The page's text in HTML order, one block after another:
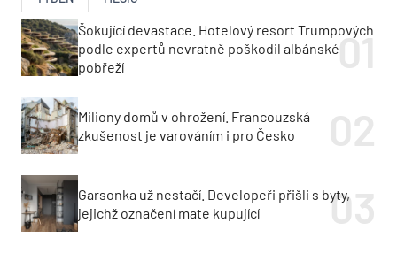
Šokující devastace. Hotelový resort Trumpových
podle expertů nevratně poškodil albánské
pobřeží
Miliony domů v ohrožení. Francouzská
zkušenost je varováním i pro Česko
Garsonka už nestačí. Developeři přišli s byty,
jejichž označení mate kupující